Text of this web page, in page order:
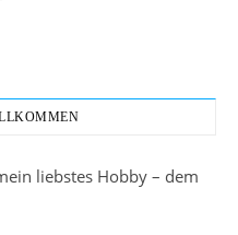
liebstes Hobby – dem